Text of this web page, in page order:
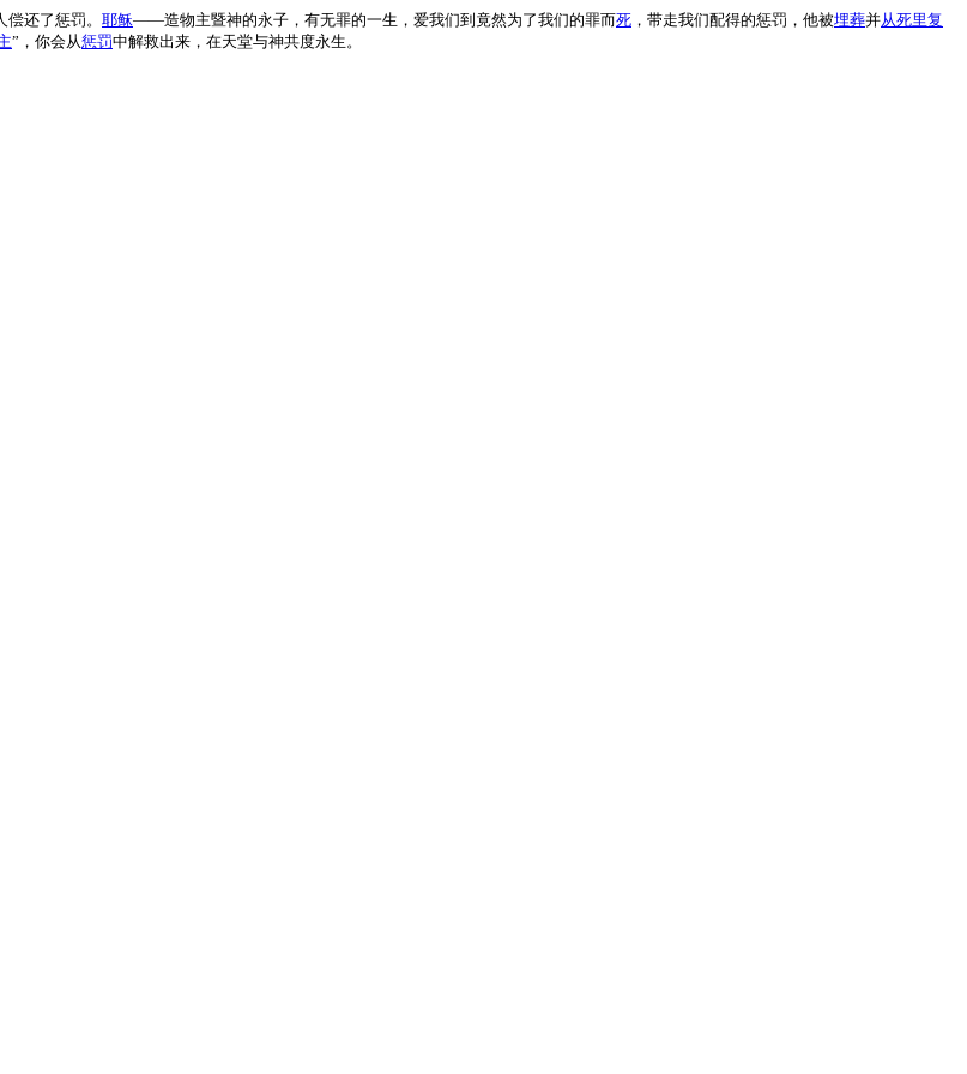
还了惩罚。 耶稣――造物主暨神的永子，有无罪的一生，爱我们到竟然为了我们的罪而死 ，带走我们配得的惩罚，他被埋葬并从死里复
”，你会从惩罚中解救出来，在天堂与神共度永生。